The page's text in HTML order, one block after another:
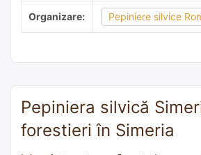
Organizare: Pepiniere silvice
Pepiniera silvică
forestieri în Simeria